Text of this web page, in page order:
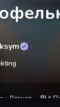
: Лёгкая 4